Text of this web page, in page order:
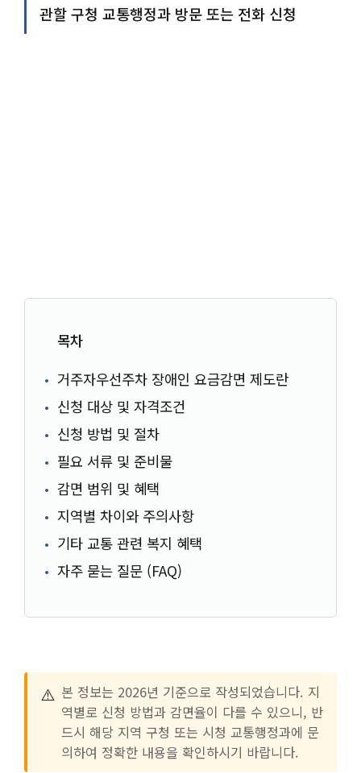
관할 구청 교통행정과 방문 또는 전화 신청
목차
거주자우선주차 장애인 요금감면 제도란
신청 대상 및 자격조건
신청 방법 및 절차
필요 서류 및 준비물
감면 범위 및 혜택
지역별 차이와 주의사항
기타 교통 관련 복지 혜택
자주 묻는 질문 (FAQ)
⚠️ 본 정보는 2026년 기준으로 작성되었습니다. 지
역별로 신청 방법과 감면율이 다를 수 있으니, 반
드시 해당 지역 구청 또는 시청 교통행정과에 문
의하여 정확한 내용을 확인하시기 바랍니다.